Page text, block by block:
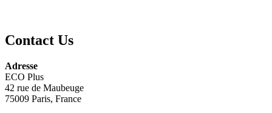
Contact Us
Adresse
ECO Plus
42 rue de Maubeuge
75009 Paris, France